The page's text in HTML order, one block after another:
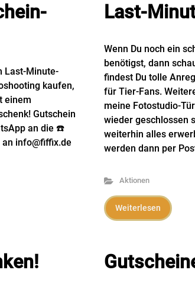
Last-Minute-
kaufen,
einem
Gutschein
an die ☎️
info@fiffix.de
Last-
Wenn Du noch ein
benötigst, dann
findest Du tolle
für Tier-Fans.
meine Fotostudio-
wieder geschlossen
weiterhin alles
werden dann per
Aktionen
Weiterlesen